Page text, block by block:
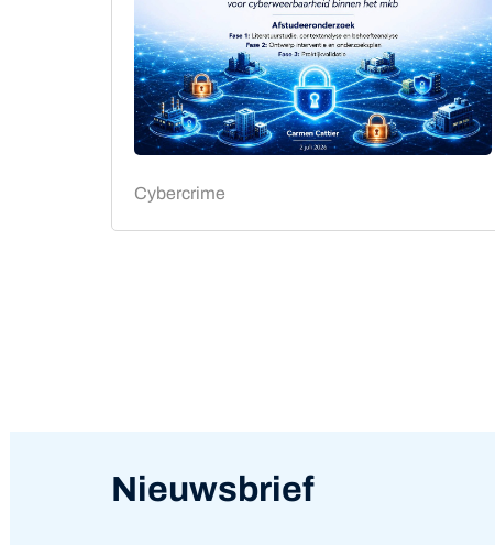
Cybercrime
Nieuwsbrief